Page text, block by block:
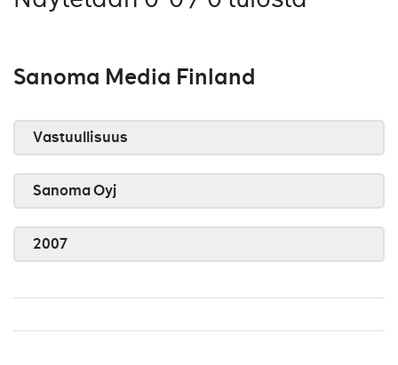
Sanoma Media Finland
Vastuullisuus
Sanoma Oyj
2007